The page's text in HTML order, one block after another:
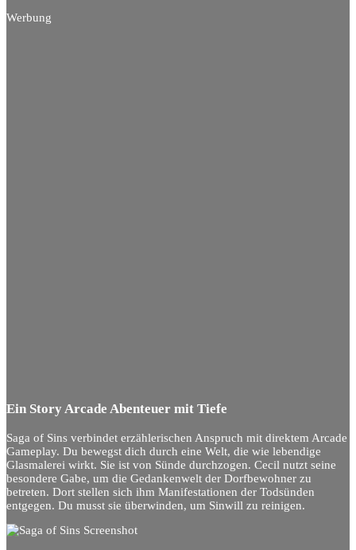
Werbung
Ein Story Arcade Abenteuer mit Tiefe
Saga of Sins verbindet erzählerischen Anspruch mit direktem Arcade
Gameplay. Du bewegst dich durch eine Welt, die wie lebendige
Glasmalerei wirkt. Sie ist von Sünde durchzogen. Cecil nutzt seine
besondere Gabe, um die Gedankenwelt der Dorfbewohner zu
betreten. Dort stellen sich ihm Manifestationen der Todsünden
entgegen. Du musst sie überwinden, um Sinwill zu reinigen.